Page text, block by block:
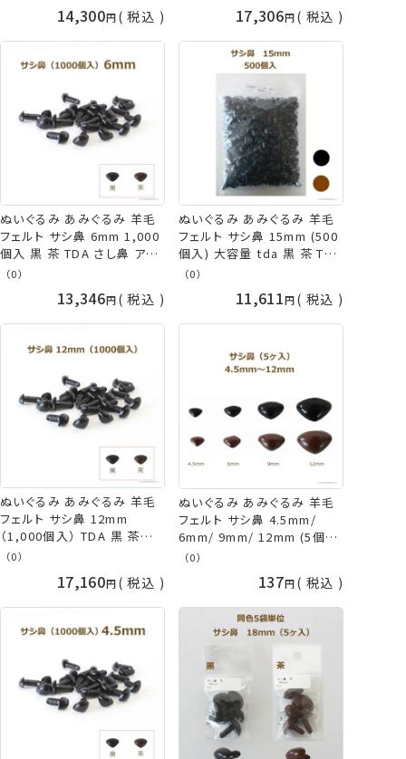
くまの鼻 さし鼻 さし目 プラ
スチックアイ 取寄せ商品 手
芸の山久
14,300 税込
し目 取り寄せ商品 手芸の山
久
17,306 税込
ぬいぐるみ あみぐるみ 羊毛
フェルト サシ鼻 6mm 1,000
個入 黒 茶 TDA さし鼻 アニ
マルノーズ パーツ さし目 取
（0）
13,346 税込
ぬいぐるみ あみぐるみ 羊毛
フェルト サシ鼻 15mm (500
個入) 大容量 tda 黒 茶 TDA
さし鼻 アニマルノーズ パー
くまの鼻 さし目 取寄せ商品
手芸の山久
（0）
11,611 税込
ぬいぐるみ あみぐるみ 羊毛
フェルト サシ鼻 12mm
（1,000個入） TDA 黒 茶
TDA さし鼻 アニマルノーズ
の鼻 くまの鼻 さし目 取寄せ
商品 手芸の山久
（0）
17,160 税込
ぬいぐるみ あみぐるみ 羊毛
フェルト サシ鼻 4.5mm/
6mm/ 9mm/ 12mm (5個入)
黒 茶 TDA さし鼻 アニマルノ
可 手芸の山久
（0）
137 税込